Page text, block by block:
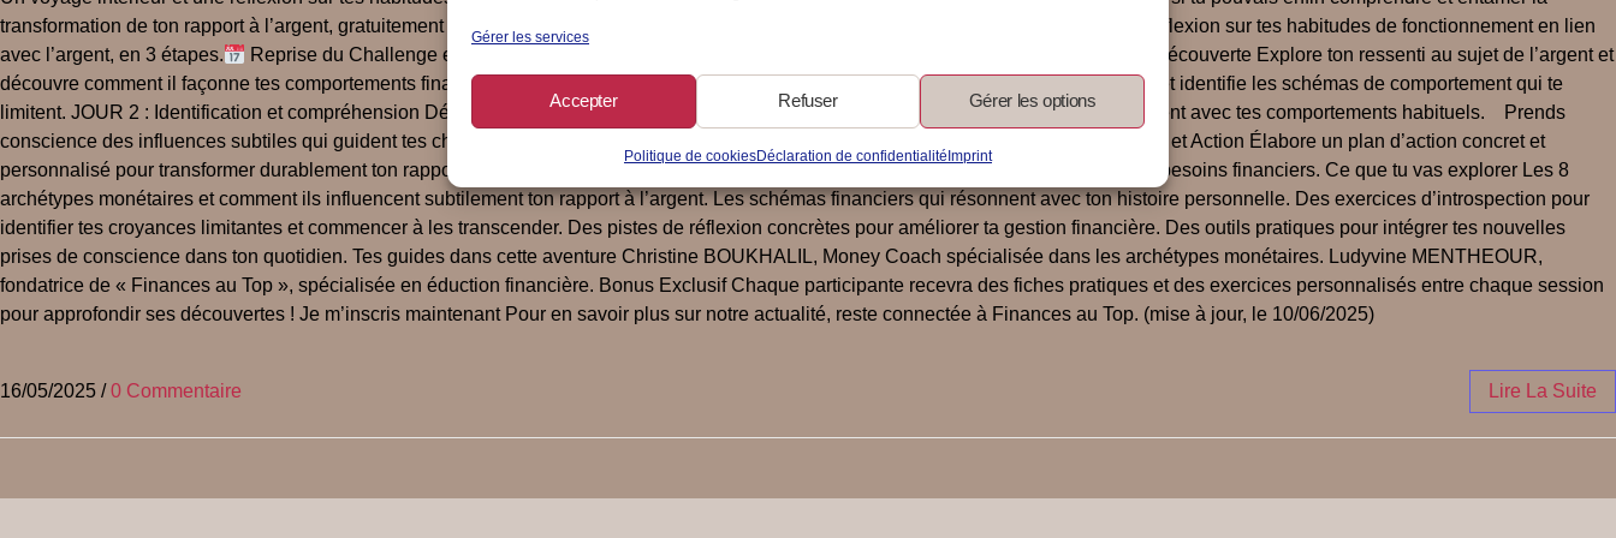
Gérer les services
Accepter Refuser Gérer les options
Politique de cookiesDéclaration de confidentialitéImprint
transformation de ton rapport à l’argent, gratuitement et en seulement 3 jours ? Christine et moi te proposons un voyage intérieur et une réflexion sur tes habitudes de fonctionnement en lien
avec l’argent, en 3 étapes.
Reprise du Challenge en septembre1 live d’1h30 par datede 18h30 à 20 heures. JOUR 1 : Introspection et découverte Explore ton ressenti au sujet de l’argent et
découvre comment il façonne tes comportements financiers, en lien avec tes expériences de vie. Rencontre les archétypes monétaires et identifie les schémas de comportement qui te
limitent. JOUR 2 : Identification et compréhension Découvre les multiples facettes des archétypes monétaires et observe ceux qui résonnent avec tes comportements habituels. Prends
conscience des influences subtiles qui guident tes choix financiers et identifie les schémas qui te parlent le plus. JOUR 3 : Transformation et Action Élabore un plan d’action concret et
personnalisé pour transformer durablement ton rapport à l’argent. Repars avec des stratégies pratiques, adaptées à ta situation et à tes besoins financiers. Ce que tu vas explorer Les 8
archétypes monétaires et comment ils influencent subtilement ton rapport à l’argent. Les schémas financiers qui résonnent avec ton histoire personnelle. Des exercices d’introspection pour
identifier tes croyances limitantes et commencer à les transcender. Des pistes de réflexion concrètes pour améliorer ta gestion financière. Des outils pratiques pour intégrer tes nouvelles
prises de conscience dans ton quotidien. Tes guides dans cette aventure Christine BOUKHALIL, Money Coach spécialisée dans les archétypes monétaires. Ludyvine MENTHEOUR,
fondatrice de « Finances au Top », spécialisée en éduction financière. Bonus Exclusif Chaque participante recevra des fiches pratiques et des exercices personnalisés entre chaque session
pour approfondir ses découvertes ! Je m’inscris maintenant Pour en savoir plus sur notre actualité, reste connectée à Finances au Top. (mise à jour, le 10/06/2025)
16/05/2025 / 0 Commentaire Lire La Suite